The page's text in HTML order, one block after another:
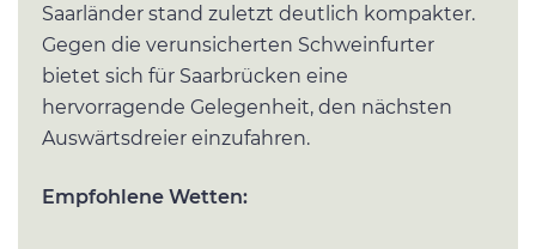
Saarländer stand zuletzt deutlich kompakter.
Gegen die verunsicherten Schweinfurter
bietet sich für Saarbrücken eine
hervorragende Gelegenheit, den nächsten
Auswärtsdreier einzufahren.
Empfohlene Wetten: